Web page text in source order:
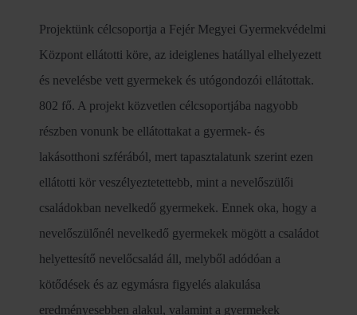
Projektünk célcsoportja a Fejér Megyei Gyermekvédelmi
Központ ellátotti köre, az ideiglenes hatállyal elhelyezett
és nevelésbe vett gyermekek és utógondozói ellátottak.
802 fő. A projekt közvetlen célcsoportjába nagyobb
részben vonunk be ellátottakat a gyermek- és
lakásotthoni szférából, mert tapasztalatunk szerint ezen
ellátotti kör veszélyeztetettebb, mint a nevelőszülői
családokban nevelkedő gyermekek. Ennek oka, hogy a
nevelőszülőnél nevelkedő gyermekek mögött a családot
helyettesítő nevelőcsalád áll, melyből adódóan a
kötődések és az egymásra figyelés alakulása
eredményesebben alakul, valamint a gyermekek